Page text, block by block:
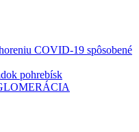
COVID-19 spôsobené
pohrebísk